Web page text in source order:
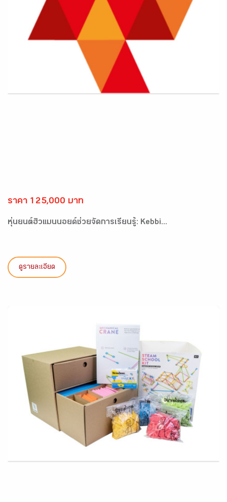
ราคา 125,000 บาท
หุ่นยนต์ฮิวแมนนอยด์ช่วยจัดการเรียนรู้: Kebbi...
ดูรายละเอียด